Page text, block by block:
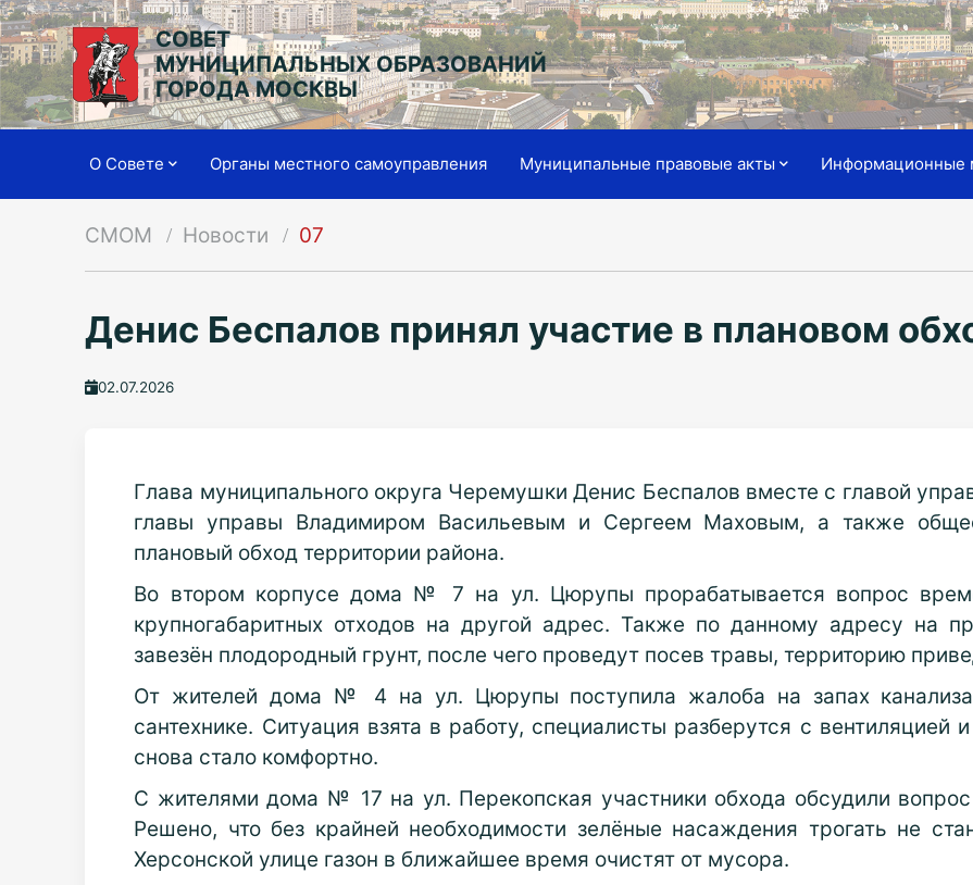
СОВЕТ
МУНИЦИПАЛЬНЫХ ОБРАЗОВАНИЙ
ГОРОДА МОСКВЫ
О Совете Органы местного самоуправления Муниципальные правовые акты Информационные
СМОМ Новости 07
Денис Беспалов принял участие в плановом
02.07.2026
Глава муниципального округа Черемушки Денис Беспалов вместе с главой
главы управы Владимиром Васильевым и Сергеем Маховым, а также
плановый обход территории района.
Во втором корпусе дома № 7 на ул. Цюрупы прорабатывается вопрос
крупногабаритных отходов на другой адрес. Также по данному адресу на
завезён плодородный грунт, после чего проведут посев травы, территорию
От жителей дома № 4 на ул. Цюрупы поступила жалоба на запах
сантехнике. Ситуация взята в работу, специалисты разберутся с вентиляцией
снова стало комфортно.
С жителями дома № 17 на ул. Перекопская участники обхода обсудили
Решено, что без крайней необходимости зелёные насаждения трогать не
Херсонской улице газон в ближайшее время очистят от мусора.